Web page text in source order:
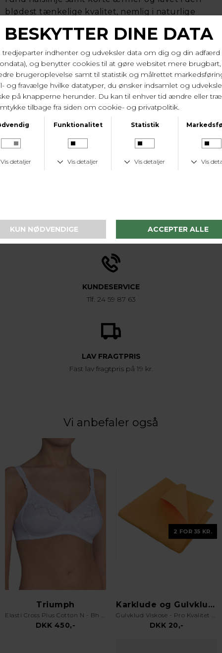
blødest tænkelige kvalitet, nemlig i naturlige
megen vægt på den gode nattesøvn, og skal den
følge dig i lidt længere tid når at det er fridag er
den super flot til det også. Let og åndbar.
Længde på 99 cm og brystvidde på 2*54 cm i str.
44/xl.
95% bambus, 5% spandex. Vask 40 gr.
Varenr. 69501 132
KUNDESERVICE
Tlf. 24 59 87 63
LAV FRAGTPRIS
Fast lav fragtpris på 19 kr.
Vi anbefaler også
Triumph
Elasti Cross Plus Cotton N - Bh uden bøjle - Hvid
DKK 450,-
2 FOR 35 KR.
Karklude og Gulvklude
Gulvklud Viskose - Pro Kvalitet - Orange
DKK 20,-